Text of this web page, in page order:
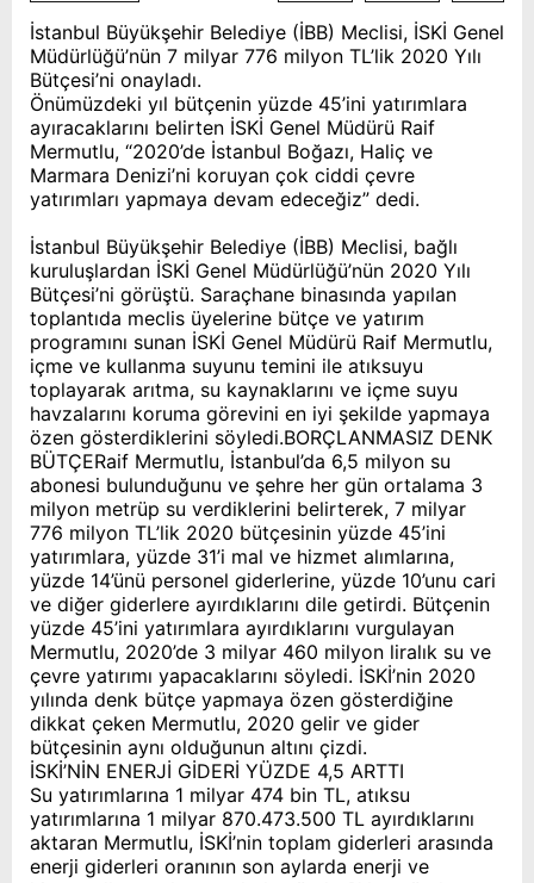
İstanbul Büyükşehir Belediye (İBB) Meclisi, İSKİ Genel
Müdürlüğü’nün 7 milyar 776 milyon TL’lik 2020 Yılı
Bütçesi’ni onayladı.
Önümüzdeki yıl bütçenin yüzde 45’ini yatırımlara
ayıracaklarını belirten İSKİ Genel Müdürü Raif
Mermutlu, “2020’de İstanbul Boğazı, Haliç ve
Marmara Denizi’ni koruyan çok ciddi çevre
yatırımları yapmaya devam edeceğiz” dedi.
İstanbul Büyükşehir Belediye (İBB) Meclisi, bağlı
kuruluşlardan İSKİ Genel Müdürlüğü’nün 2020 Yılı
Bütçesi’ni görüştü. Saraçhane binasında yapılan
toplantıda meclis üyelerine bütçe ve yatırım
programını sunan İSKİ Genel Müdürü Raif Mermutlu,
içme ve kullanma suyunu temini ile atıksuyu
toplayarak arıtma, su kaynaklarını ve içme suyu
havzalarını koruma görevini en iyi şekilde yapmaya
özen gösterdiklerini söyledi.BORÇLANMASIZ DENK
BÜTÇERaif Mermutlu, İstanbul’da 6,5 milyon su
abonesi bulunduğunu ve şehre her gün ortalama 3
milyon metrüp su verdiklerini belirterek, 7 milyar
776 milyon TL’lik 2020 bütçesinin yüzde 45’ini
yatırımlara, yüzde 31’i mal ve hizmet alımlarına,
yüzde 14’ünü personel giderlerine, yüzde 10’unu cari
ve diğer giderlere ayırdıklarını dile getirdi. Bütçenin
yüzde 45’ini yatırımlara ayırdıklarını vurgulayan
Mermutlu, 2020’de 3 milyar 460 milyon liralık su ve
çevre yatırımı yapacaklarını söyledi. İSKİ’nin 2020
yılında denk bütçe yapmaya özen gösterdiğine
dikkat çeken Mermutlu, 2020 gelir ve gider
bütçesinin aynı olduğunun altını çizdi.
İSKİ’NİN ENERJİ GİDERİ YÜZDE 4,5 ARTTI
Su yatırımlarına 1 milyar 474 bin TL, atıksu
yatırımlarına 1 milyar 870.473.500 TL ayırdıklarını
aktaran Mermutlu, İSKİ’nin toplam giderleri arasında
enerji giderleri oranının son aylarda enerji ve